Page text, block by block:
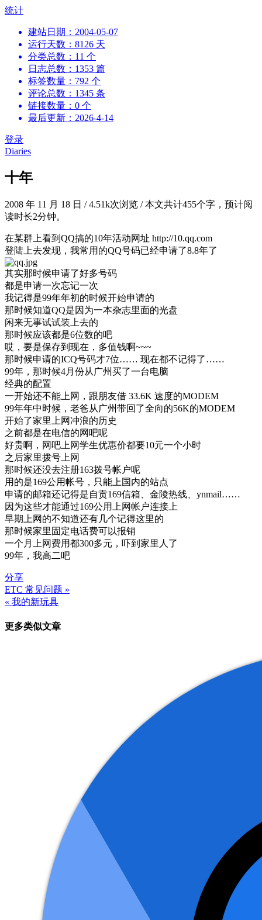
跳
统计
建站日期：2004-05-07
运行天数：8126 天
分类总数：11 个
日志总数：1353 篇
标签数量：792 个
评论总数：1345 条
链接数量：0 个
最后更新：2026-4-14
登录
Diaries
十年
2008 年 11 月 18 日 /4.51k次浏览 /本文共计455个字，预计阅
读时长2分钟。
在某群上看到QQ搞的10年活动网址 http://10.qq.com
登陆上去发现，我常用的QQ号码已经申请了8.8年了
其实那时候申请了好多号码
都是申请一次忘记一次
我记得是99年年初的时候开始申请的
那时候知道QQ是因为一本杂志里面的光盘
闲来无事试试装上去的
那时候应该都是6位数的吧
哎，要是保存到现在，多值钱啊~~~
那时候申请的ICQ号码才7位…… 现在都不记得了……
99年，那时候4月份从广州买了一台电脑
经典的配置
一开始还不能上网，跟朋友借 33.6K 速度的MODEM
99年年中时候，老爸从广州带回了全向的56K的MODEM
开始了家里上网冲浪的历史
之前都是在电信的网吧呢
好贵啊，网吧上网学生优惠价都要10元一个小时
之后家里拨号上网
那时候还没去注册163拨号帐户呢
用的是169公用帐号，只能上国内的站点
申请的邮箱还记得是自贡169信箱、金陵热线、ynmail……
因为这些才能通过169公用上网帐户连接上
早期上网的不知道还有几个记得这里的
那时候家里固定电话费可以报销
一个月上网费用都300多元，吓到家里人了
99年，我高二吧
分享
文
章
导
ETC 常见问题 »
« 我的新玩具
更多类似文章